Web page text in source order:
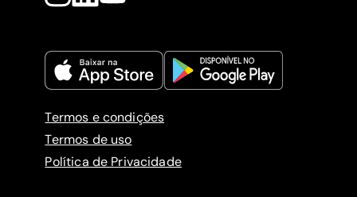
Termos e condições
Termos de uso
Política de Privacidade